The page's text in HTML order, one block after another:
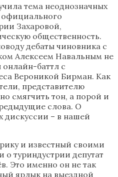
тема неоднозначных
официального
Захаровой,
общественность.
дебаты чиновника с
Алексеем Навальным не
баттл с
Вероникой Бирман. Как
представителю
смягчить тон, а порой и
слова. О
дискуссии – в нашей
и известный своими
туриндустрии депутат
Это именно он не так
ярлык на выездной